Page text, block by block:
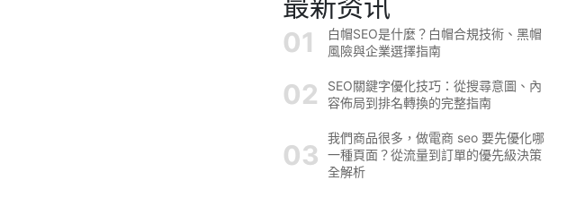
白帽SEO是什麼？白帽合規技術、黑帽
風險與企業選擇指南
SEO關鍵字優化技巧：從搜尋意圖、內
容佈局到排名轉換的完整指南
我們商品很多，做電商 seo 要先優化哪
一種頁面？從流量到訂單的優先級決策
全解析